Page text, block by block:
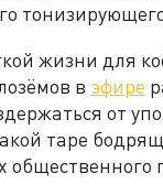
жизни для
в эфире
от
таре
общественного